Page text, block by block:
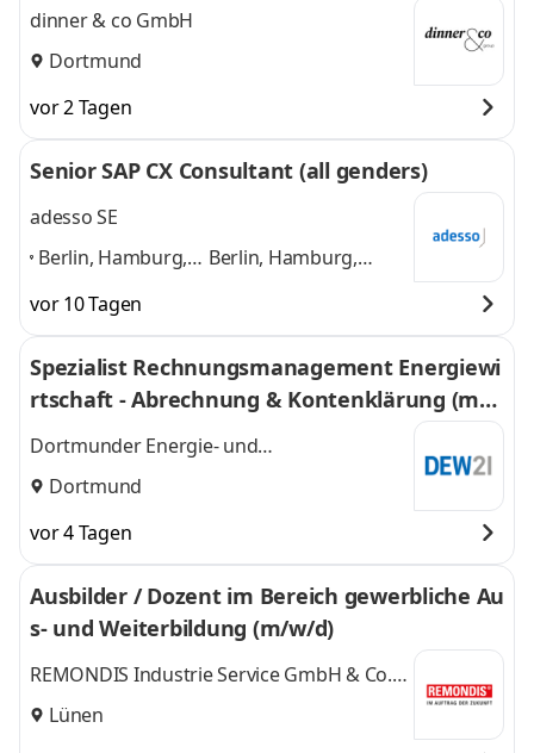
dinner & co GmbH
Dortmund
vor 2 Tagen
Senior SAP CX Consultant (all genders)
adesso SE
Berlin, Hamburg,
Frankfurt,
Stuttgart, Leipzig,
Dortmund ,
Berlin, Hamburg,
Leipzig, Dortmund
und 6 weitere
vor 10 Tagen
Spezialist Rechnungsmanagement Energiewi
rtschaft - Abrechnung & Kontenklärung (m/
w/d)
Dortmunder Energie- und
Wasserversorgung GmbH DEW21
Dortmund
vor 4 Tagen
Ausbilder / Dozent im Bereich gewerbliche Au
s- und Weiterbildung (m/w/d)
REMONDIS Industrie Service GmbH & Co.
KGLünen